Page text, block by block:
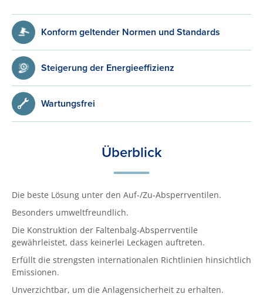
Konform geltender Normen und Standards
Steigerung der Energieeffizienz
Wartungsfrei
Überblick
Die beste Lösung unter den Auf-/Zu-Absperrventilen.
Besonders umweltfreundlich.
Die Konstruktion der Faltenbalg-Absperrventile
gewährleistet, dass keinerlei Leckagen auftreten.
Erfüllt die strengsten internationalen Richtlinien hinsichtlich
Emissionen.
Unverzichtbar, um die Anlagensicherheit zu erhalten.